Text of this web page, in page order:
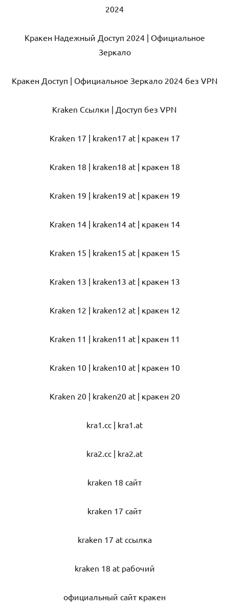
2024
Кракен Надежный Доступ 2024 | Официальное
Зеркало
Кракен Доступ | Официальное Зеркало 2024 без VPN
Kraken Ссылки | Доступ без VPN
Kraken 17 | kraken17 at | кракен 17
Kraken 18 | kraken18 at | кракен 18
Kraken 19 | kraken19 at | кракен 19
Kraken 14 | kraken14 at | кракен 14
Kraken 15 | kraken15 at | кракен 15
Kraken 13 | kraken13 at | кракен 13
Kraken 12 | kraken12 at | кракен 12
Kraken 11 | kraken11 at | кракен 11
Kraken 10 | kraken10 at | кракен 10
Kraken 20 | kraken20 at | кракен 20
kra1.cc | kra1.at
kra2.cc | kra2.at
kraken 18 сайт
kraken 17 сайт
kraken 17 at ссылка
kraken 18 at рабочий
официальный сайт кракен